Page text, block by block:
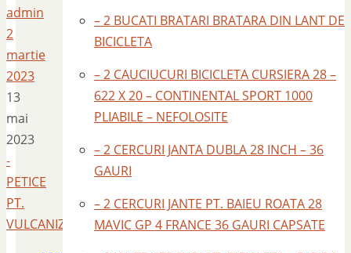
admin
2
martie
2023
13
mai
2023
-
PETICE
PT.
VULCANIZARE
– 2 BUCATI BRATARI BRATARA DIN LANT DE
BICICLETA
– 2 CAUCIUCURI BICICLETA CURSIERA 28 –
622 X 20 – CONTINENTAL SPORT 1000
PLIABILE – NEFOLOSITE
– 2 CERCURI JANTA DUBLA 28 INCH – 36
GAURI
– 2 CERCURI JANTE PT. BAIEU ROATA 28
MAVIC GP 4 FRANCE 36 GAURI CAPSATE